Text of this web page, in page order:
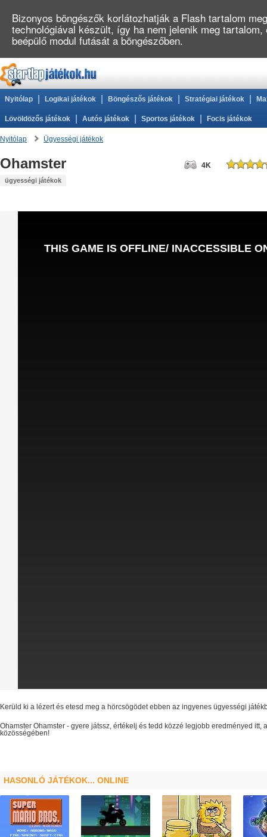
Nyitólap Logikai játékok Böngészős játékok Stratégiai játékok
Lövöldözős játékok Autós játékok Sportos játékok Focis játékok
Nyitólap Ügyességi játékok
Ohamster
ügyességi játékok
4K
Kerüld ki a lézert és etesd meg a hörcsögödet ebben az ingyenes ügyességi
Ohamster - gyere játssz, értékelj és tedd közzé legjobb eredményed itt,
Ohamster
közösségében!
HASONLÓ JÁTÉKOK... ONLINE
Bizonyos böngészők korlátozhatják a Flash tartalom
technológiával készült, így ha nem jelenik meg
beépülő modul futását a böngészőben.